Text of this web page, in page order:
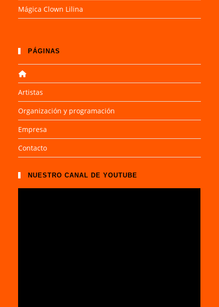
Mágica Clown Lilina
PÁGINAS
Artistas
Organización y programación
Empresa
Contacto
NUESTRO CANAL DE YOUTUBE